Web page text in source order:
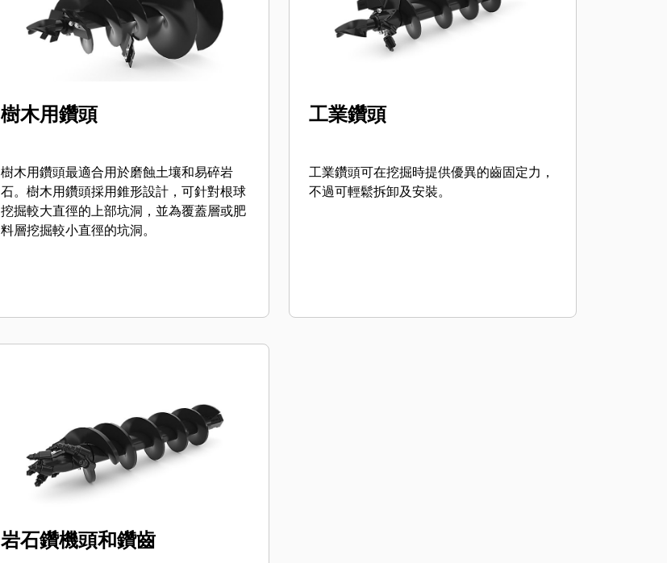
樹木用鑽頭
樹木用鑽頭最適合用於磨蝕土壤和易碎岩
石。樹木用鑽頭採用錐形設計，可針對根球
挖掘較大直徑的上部坑洞，並為覆蓋層或肥
料層挖掘較小直徑的坑洞。
工業鑽頭
工業鑽頭可在挖掘時提供優異的齒固定力，
不過可輕鬆拆卸及安裝。
岩石鑽機頭和鑽齒